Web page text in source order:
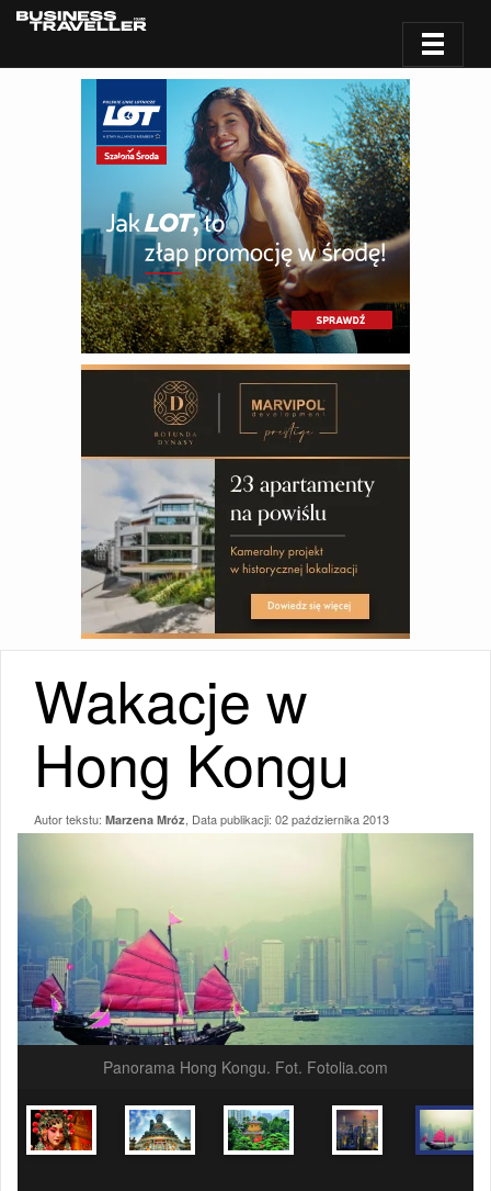
Wakacje w
Hong Kongu
Autor tekstu: Marzena Mróz , Data publikacji: 02 października 2013
Panorama Hong Kongu. Fot. Fotolia.com